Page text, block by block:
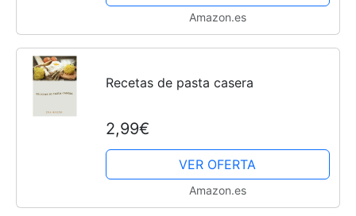
Amazon.es
Recetas de pasta casera
2,99€
VER OFERTA
Amazon.es